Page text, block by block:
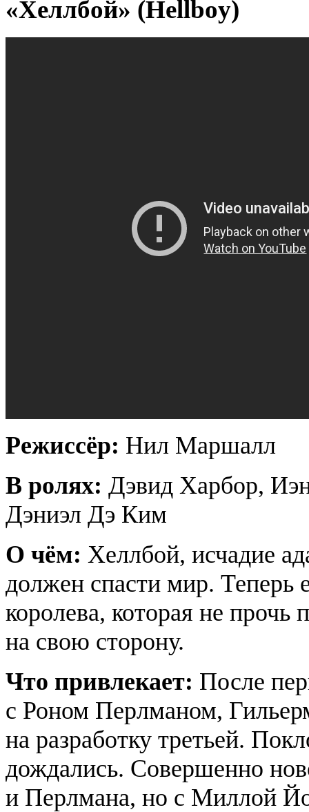
«Хеллбой» (Hellboy)
Режиссёр: Нил Маршалл
В ролях: Дэвид Харбор,
Дэниэл Дэ Ким
О чём: Хеллбой, исчадие
должен спасти мир. Теперь
королева, которая не прочь
на свою сторону.
Что привлекает: После
с Роном Перлманом,
на разработку третьей.
дождались. Совершенно
и Перлмана, но с Миллой